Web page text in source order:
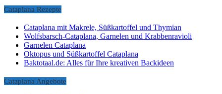
Cataplana Rezepte
Cataplana mit Makrele, Süßkartoffel und Thymian
Wolfsbarsch-Cataplana, Garnelen und Krabbenravioli
Garnelen Cataplana
Oktopus und Süßkartoffel Cataplana
Baktotaal.de: Alles für Ihre kreativen Backideen
Cataplana Angebote